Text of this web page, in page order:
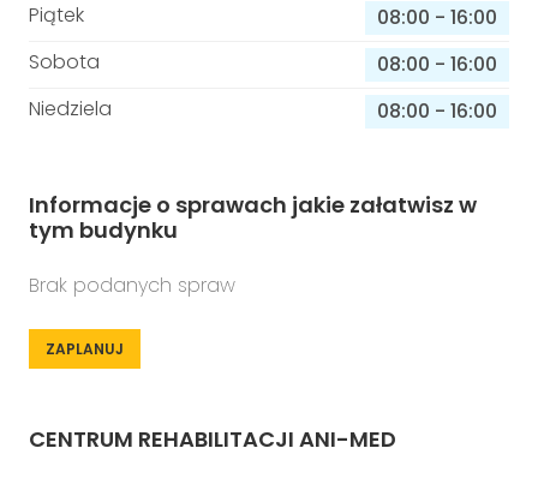
Piątek
08:00 - 16:00
Sobota
08:00 - 16:00
Niedziela
08:00 - 16:00
Informacje o sprawach jakie załatwisz w
tym budynku
Brak podanych spraw
ZAPLANUJ
CENTRUM REHABILITACJI ANI-MED